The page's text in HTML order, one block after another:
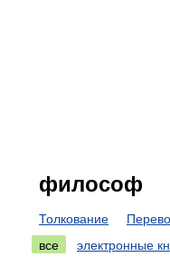
философ
Толкование
все
электронные